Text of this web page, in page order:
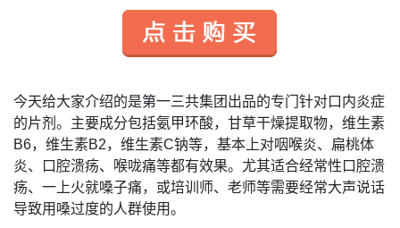
今天给大家介绍的是第一三共集团出品的专门针对口内炎症
的片剂。主要成分包括氨甲环酸，甘草干燥提取物，维生素
B6，维生素B2，维生素C钠等，基本上对咽喉炎、扁桃体
炎、口腔溃疡、喉咙痛等都有效果。尤其适合经常性口腔溃
疡、一上火就嗓子痛，或培训师、老师等需要经常大声说话
导致用嗓过度的人群使用。